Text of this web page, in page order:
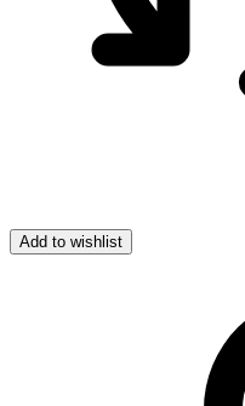
Add to wishlist